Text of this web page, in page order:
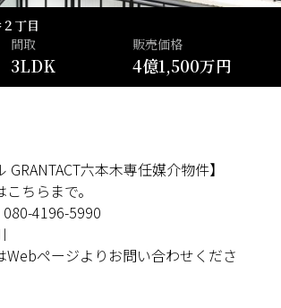
丁目
間取
3LDK
販売価格
4億1,500万円
GRANTACT六本木専任媒介物件】
ちらまで。
4196-5990
ページよりお問い合わせくださ